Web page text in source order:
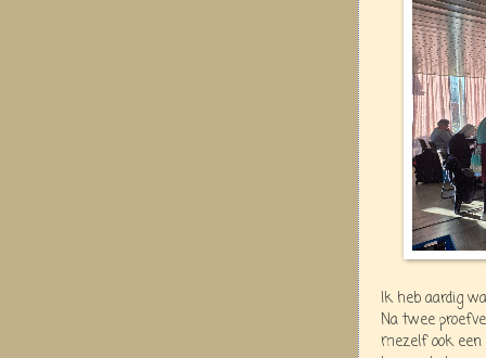
Ik heb aardig
Na twee
mezelf ook een